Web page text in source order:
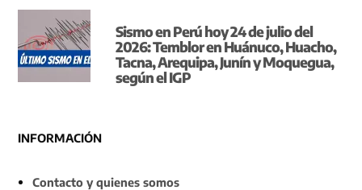
Sismo en Perú hoy 24 de julio del
2026: Temblor en Huánuco, Huacho,
Tacna, Arequipa, Junín y Moquegua,
según el IGP
INFORMACIÓN
Contacto y quienes somos